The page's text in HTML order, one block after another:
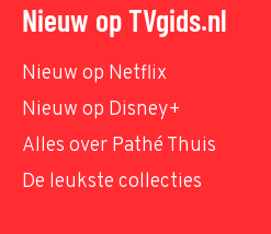
Nieuw op TVgids.nl
Nieuw op Netflix
Nieuw op Disney+
Alles over Pathé Thuis
De leukste collecties